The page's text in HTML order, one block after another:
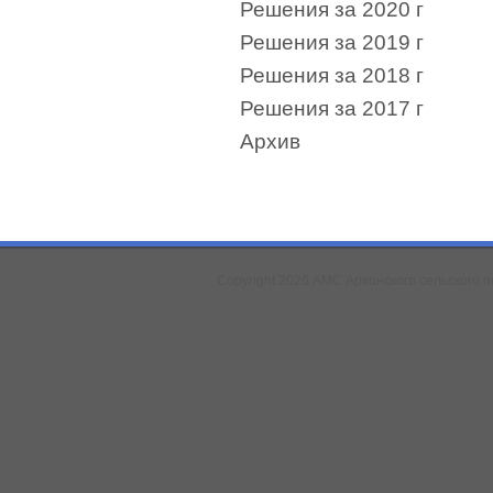
Решения за 2020 г
Решения за 2019 г
Решения за 2018 г
Решения за 2017 г
Архив